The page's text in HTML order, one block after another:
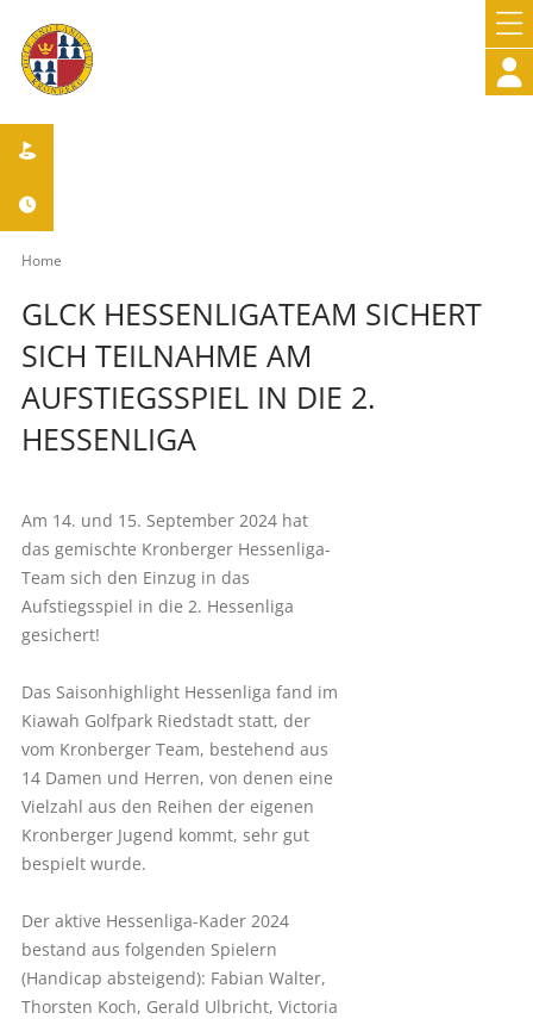



Home
GLCK HESSENLIGATEAM SICHERT
SICH TEILNAHME AM
AUFSTIEGSSPIEL IN DIE 2.
HESSENLIGA
Am 14. und 15. September 2024 hat
das gemischte Kronberger Hessenliga-
Team sich den Einzug in das
Aufstiegsspiel in die 2. Hessenliga
gesichert!
Das Saisonhighlight Hessenliga fand im
Kiawah Golfpark Riedstadt statt, der
vom Kronberger Team, bestehend aus
14 Damen und Herren, von denen eine
Vielzahl aus den Reihen der eigenen
Kronberger Jugend kommt, sehr gut
bespielt wurde.
Der aktive Hessenliga-Kader 2024
bestand aus folgenden Spielern
(Handicap absteigend): Fabian Walter,
Thorsten Koch, Gerald Ulbricht, Victoria